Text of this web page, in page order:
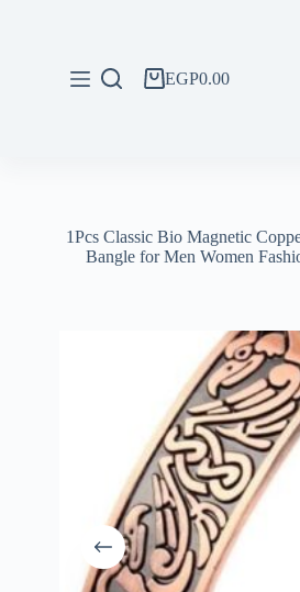
عربةEGP0.00
1Pcs Classic Bio Magnetic
Bangle for Men Women